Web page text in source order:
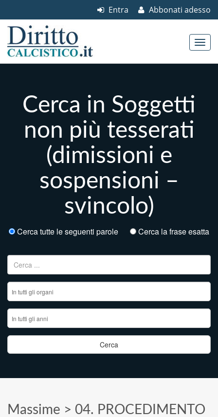
Abbonati adesso
Entra
Cerca in Soggetti
non più tesserati
(dimissioni e
sospensioni –
svincolo)
Cerca tutte le seguenti parole Cerca la frase esatta
Ricerca per:
Massime > 04. PROCEDIMENTO